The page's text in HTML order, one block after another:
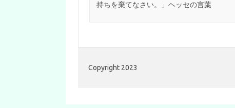
持ちを棄てなさい。」ヘッセの言葉
Copyright 2023